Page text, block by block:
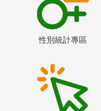
性別統計專區